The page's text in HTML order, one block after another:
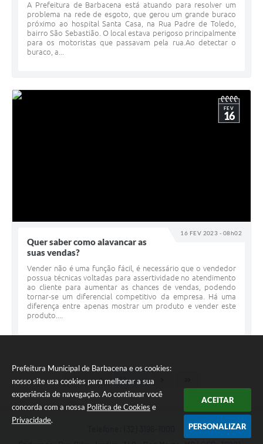
Prefeitura Municipal de Barbacena e os cookies:
nosso site usa cookies para melhorar a sua
experiência de navegação. Ao continuar você
concorda com a nossa Política de Cookies e
Privacidade.
ACEITAR
PERSONALIZAR
A Prefeitura de Barbacena está atuando para resolver um
problema na rede de esgoto, que gerou um grande buraco
próximo ao hospital Santa Casa, na Rua Padre de Toledo,
bairro São Sebastião. O local estava perigoso principalmente
para os motoristas que passavam pela rua.Ao detectar o
buraco, a...
16 FEV 2023 - 08h02
FEV
16
Quer saber como alavancar as
suas vendas?
Vender não é uma função fácil, é necessário que o vendedor
possua técnicas voltadas para assertividade no atendimento
ao cliente para aumentar as chances de vendas, podendo
tornar-se um diferencial competitivo da empresa. Há uma
diferença entre apenas mostrar um produto e vender este
produto....